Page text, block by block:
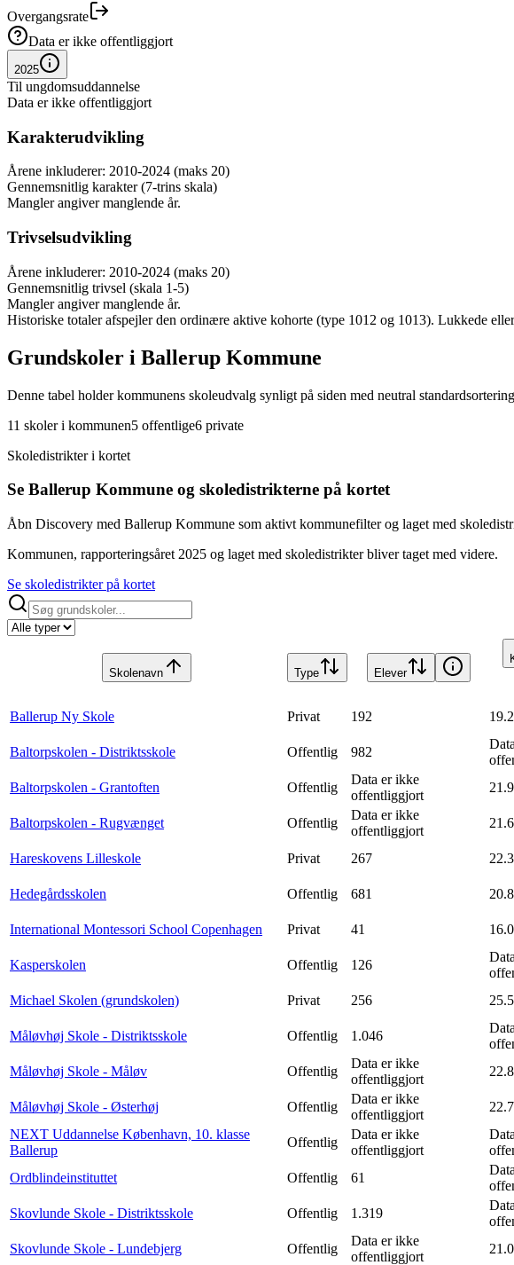
Overgangsrate
Data er ikke offentliggjort
2025
Til ungdomsuddannelse
Data er ikke offentliggjort
Karakterudvikling
Årene inkluderer: 2010-2024 (maks 20)
Gennemsnitlig karakter (7-trins skala)
Mangler angiver manglende år.
Trivselsudvikling
Årene inkluderer: 2010-2024 (maks 20)
Gennemsnitlig trivsel (skala 1-5)
Mangler angiver manglende år.
Historiske totaler afspejler den ordinære aktive kohorte (type 1012 og 1013). Lukkede
Grundskoler i Ballerup Kommune
Denne tabel holder kommunens skoleudvalg synligt på siden med neutral
11 skoler i kommunen5 offentlige6 private
Skoledistrikter i kortet
Se Ballerup Kommune og skoledistrikterne på kortet
Åbn Discovery med Ballerup Kommune som aktivt kommunefilter og laget med
Kommunen, rapporteringsåret 2025 og laget med skoledistrikter bliver taget med videre.
Se skoledistrikter på kortet
Skolenavn Type Elever
Ballerup Ny Skole Privat 192 19.2
Baltorpskolen - Distriktsskole
Offentlig 982
Baltorpskolen - Grantoften
Offentlig
Data er ikke
offentliggjort
21.9
Baltorpskolen - Rugvænget
Offentlig
Data er ikke
offentliggjort
21.6
Hareskovens Lilleskole
Privat 267 22.3
Hedegårdsskolen
Offentlig 681 20.8
International Montessori School Copenhagen
Privat 41 16.0
Kasperskolen
Offentlig 126
Michael Skolen (grundskolen)
Privat 256 25.5
Måløvhøj Skole - Distriktsskole
Offentlig 1.046
Måløvhøj Skole - Måløv
Offentlig
Data er ikke
offentliggjort
22.8
Måløvhøj Skole - Østerhøj
Offentlig
Data er ikke
offentliggjort
22.7
NEXT Uddannelse København, 10. klasse
Ballerup
Offentlig
Data er ikke
offentliggjort
Ordblindeinstituttet
Offentlig 61
Skovlunde Skole - Distriktsskole
Offentlig 1.319
Skovlunde Skole - Lundebjerg
Offentlig
Data er ikke
offentliggjort
21.0